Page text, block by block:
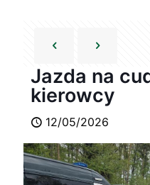
Jazda na
kierowcy
12/05/2026